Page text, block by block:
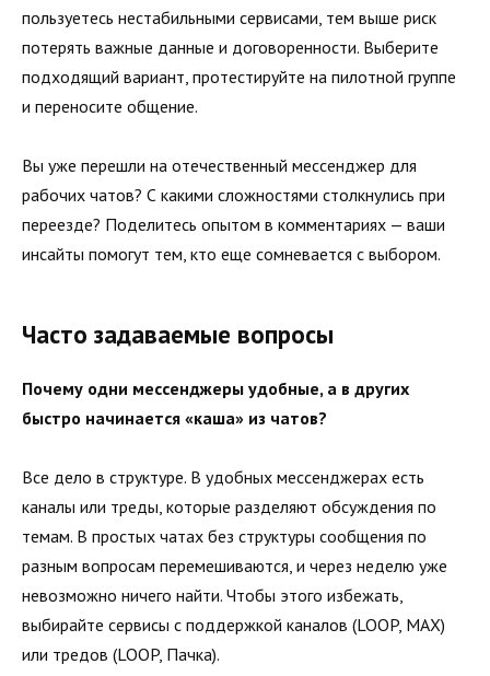
пользуетесь нестабильными сервисами, тем выше риск
потерять важные данные и договоренности. Выберите
подходящий вариант, протестируйте на пилотной группе
и переносите общение.
Вы уже перешли на отечественный мессенджер для
рабочих чатов? С какими сложностями столкнулись при
переезде? Поделитесь опытом в комментариях — ваши
инсайты помогут тем, кто еще сомневается с выбором.
Часто задаваемые вопросы
Почему одни мессенджеры удобные, а в других
быстро начинается «каша» из чатов?
Все дело в структуре. В удобных мессенджерах есть
каналы или треды, которые разделяют обсуждения по
темам. В простых чатах без структуры сообщения по
разным вопросам перемешиваются, и через неделю уже
невозможно ничего найти. Чтобы этого избежать,
выбирайте сервисы с поддержкой каналов (LOOP, MAХ)
или тредов (LOOP, Пачка).